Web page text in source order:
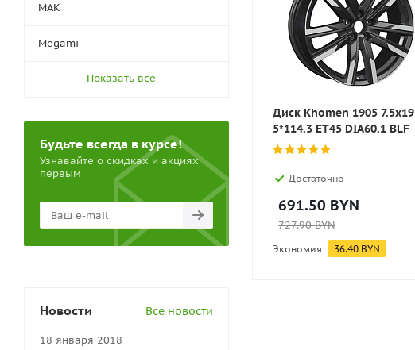
Диск Khomen 1905 7.5x19
5*114.3 ET45 DIA60.1 BLF
Достаточно
691.50 BYN
727.90BYN
Экономия 36.40 BYN
MAK
Megami
Показать все
Будьте всегда в курсе!
Узнавайте о скидках и акциях
первым
Новости Все новости
18 января 2018